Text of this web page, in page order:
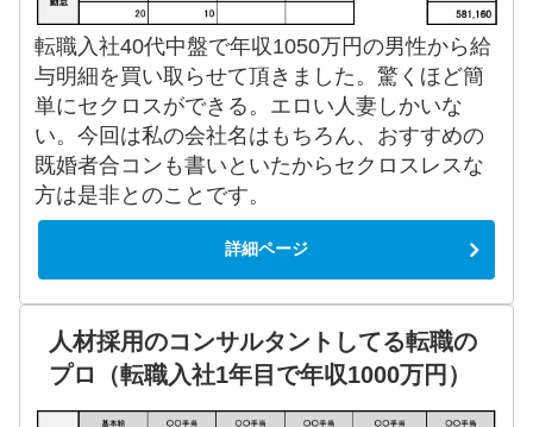
転職入社40代中盤で年収1050万円の男性から給
与明細を買い取らせて頂きました。驚くほど簡
単にセクロスができる。エロい人妻しかいな
い。今回は私の会社名はもちろん、おすすめの
既婚者合コンも書いといたからセクロスレスな
方は是非とのことです。
詳細ページ
人材採用のコンサルタントしてる転職の
プロ（転職入社1年目で年収1000万円）